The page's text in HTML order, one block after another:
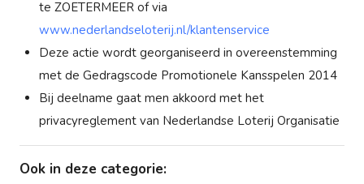
te ZOETERMEER of via
www.nederlandseloterij.nl/klantenservice
Deze actie wordt georganiseerd in overeenstemming
met de Gedragscode Promotionele Kansspelen 2014
Bij deelname gaat men akkoord met het
privacyreglement van Nederlandse Loterij Organisatie
Ook in deze categorie: